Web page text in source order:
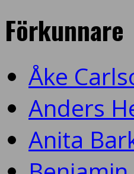
Förkunnare
Åke
Anders
Anita